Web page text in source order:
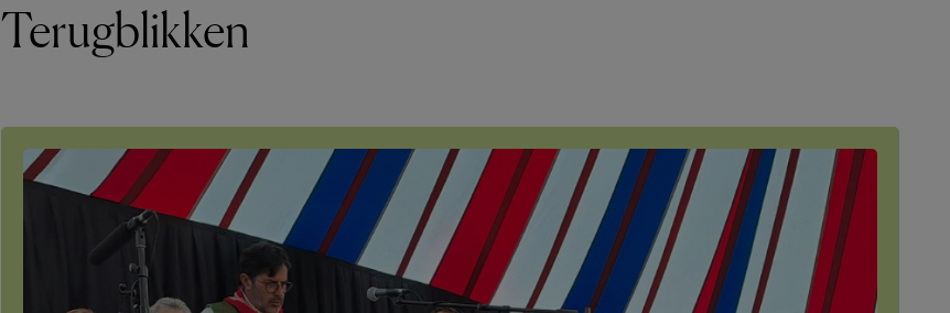
Terugblikken